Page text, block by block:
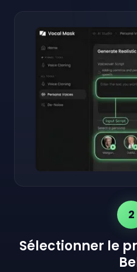
2
Sélectionner le